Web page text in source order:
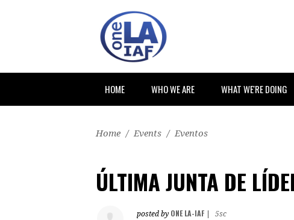
HOME WHO WE ARE WHAT WE'RE DOING
Home / Events / Eventos
ÚLTIMA JUNTA DE
posted by ONE LA-IAF
5sc